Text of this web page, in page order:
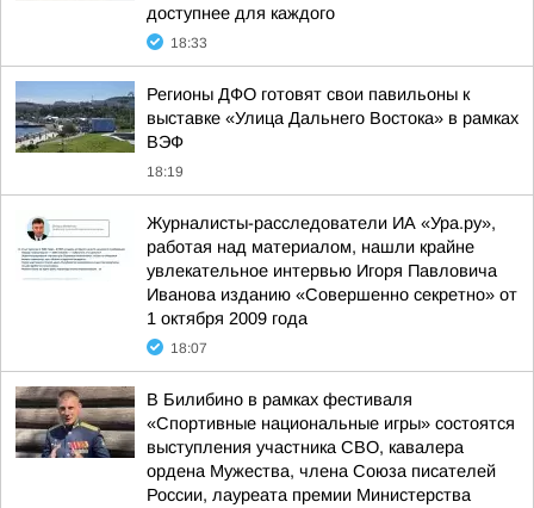
доступнее для каждого
18:33
Регионы ДФО готовят свои павильоны к
выставке «Улица Дальнего Востока» в рамках
ВЭФ
18:19
Журналисты-расследователи ИА «Ура.ру»,
работая над материалом, нашли крайне
увлекательное интервью Игоря Павловича
Иванова изданию «Совершенно секретно» от
1 октября 2009 года
18:07
В Билибино в рамках фестиваля
«Спортивные национальные игры» состоятся
выступления участника СВО, кавалера
ордена Мужества, члена Союза писателей
России, лауреата премии Министерства